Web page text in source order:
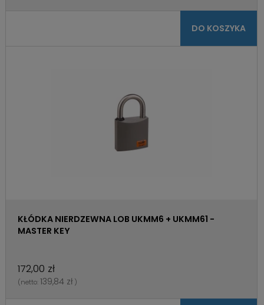
DO KOSZYKA
KŁÓDKA NIERDZEWNA LOB UKMM6 + UKMM61 -
MASTER KEY
172,00 zł
(netto: 139,84 zł )